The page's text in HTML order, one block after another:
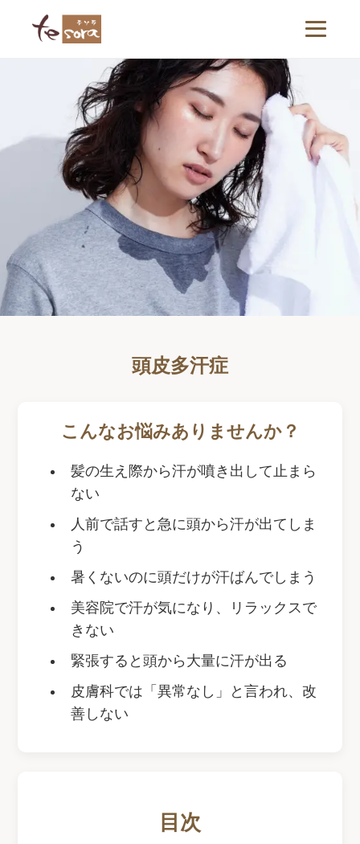
頭皮多汗症
こんなお悩みありませんか？
髪の生え際から汗が噴き出して止まら
ない
人前で話すと急に頭から汗が出てしま
う
暑くないのに頭だけが汗ばんでしまう
美容院で汗が気になり、リラックスで
きない
緊張すると頭から大量に汗が出る
皮膚科では「異常なし」と言われ、改
善しない
目次